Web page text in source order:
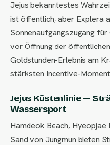
Jejus bekanntestes
ist öffentlich, aber Explera
Sonnenaufgangszugang
vor Öffnung der
Goldstunden-Erlebnis am
stärksten Incentive-
Jejus Küstenlinie —
Wassersport
Hamdeok Beach, Hyeopjae
Sand von Jungmun bieten